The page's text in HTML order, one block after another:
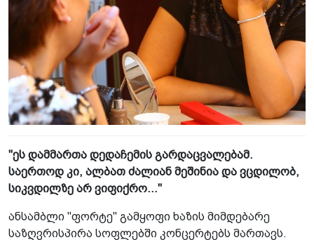
"ეს დამმართა დედაჩემის გარდაცვალებამ.
საერთოდ კი, ალბათ ძალიან მეშინია და ვცდილობ,
სიკვდილზე არ ვიფიქრო..."
ანსამბლი "ფორტე" გამყოფი ხაზის მიმდებარე
საზღვრისპირა სოფლებში კონცერტებს მართავს.